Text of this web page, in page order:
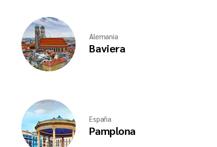
Alemania
Baviera
España
Pamplona